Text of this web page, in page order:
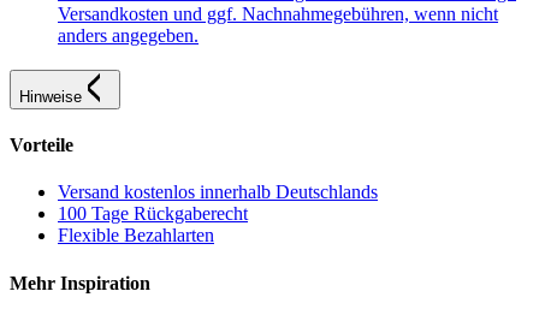
Versandkosten und ggf. Nachnahmegebühren, wenn nicht
anders angegeben.
Hinweise
Vorteile
Versand kostenlos innerhalb Deutschlands
100 Tage Rückgaberecht
Flexible Bezahlarten
Mehr Inspiration